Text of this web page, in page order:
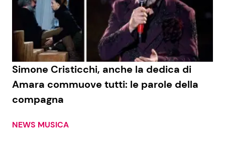
Simone Cristicchi, anche la dedica di
Amara commuove tutti: le parole della
compagna
NEWS MUSICA